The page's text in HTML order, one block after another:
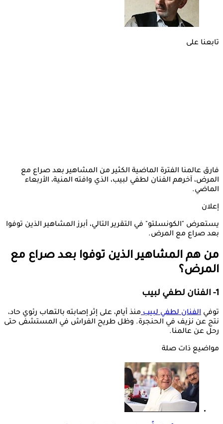
تابعنا على
فارق عالمنا الفترة الماضية الكثير من المشاهير بعد صراع مع
المرض، آخرهم الفنان لطفي لبيب، الذي وافته المنية، الأربعاء
الماضي.
إعلان
يستعرض "الكونسلتو" في التقرير التالي، أبرز المشاهير الذين توفوا
بعد صراع مع المرض.
من هم المشاهير الذين توفوا بعد صراع مع
المرض؟
1- الفنان لطفي لبيب
توفي الفنان لطفي لبيبمنذ أيام، على إثر إصابته بالتهاب رئوي حاد،
نتج عن نزيف في الحنجرة. وظل طريح الفراش في المستشفى حتى
رحل عن عالمنا.
مواضيع ذات صلة